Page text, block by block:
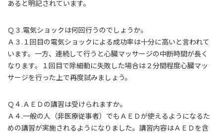
あると明記されています。
Ｑ３.電気ショックは何回行うのでしょうか。
Ａ３.１回目の電気ショックによる成功率は十分に高いと言われて
います。一方、連続して行うと心臓マッサージの中断時間が長く
なります。１回目で除細動に失敗した場合は２分間程度心臓マッ
サージを行った上で再度試みましょう。
Ｑ４.ＡＥＤの講習は受けられますか。
Ａ４.一般の人（非医療従事者）でもＡＥＤが使えるようになるた
めの講習が実施されるようになりました。講習内容はＡＥＤを含